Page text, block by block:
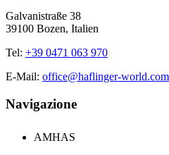
Galvanistraße 38
39100 Bozen, Italien
Tel: +39 0471 063 970
E-Mail: office@haflinger-world.com
Navigazione
AMHAS